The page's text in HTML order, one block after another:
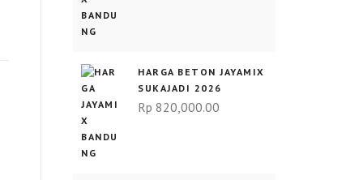
HARGA BETON JAYAMIX
SUKAJADI 2026
Rp 820,000.00